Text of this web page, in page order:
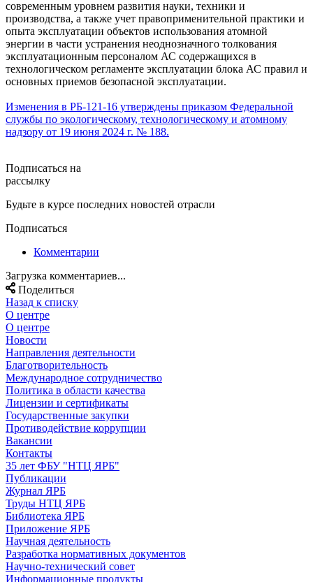
современным уровнем развития науки, техники и
производства, а также учет правоприменительной практики и
опыта эксплуатации объектов использования атомной
энергии в части устранения неоднозначного толкования
эксплуатационным персоналом АС содержащихся в
технологическом регламенте эксплуатации блока АС правил и
основных приемов безопасной эксплуатации.
Изменения в РБ-121-16 утверждены приказом Федеральной
службы по экологическому, технологическому и атомному
надзору от 19 июня 2024 г. № 188.
Подписаться на
рассылку
Будьте в курсе последних новостей отрасли
Подписаться
Комментарии
Загрузка комментариев...
Поделиться
Назад к списку
О центре
О центре
Новости
Направления деятельности
Благотворительность
Международное сотрудничество
Политика в области качества
Лицензии и сертификаты
Государственные закупки
Противодействие коррупции
Вакансии
Контакты
35 лет ФБУ "НТЦ ЯРБ"
Публикации
Журнал ЯРБ
Труды НТЦ ЯРБ
Библиотека ЯРБ
Приложение ЯРБ
Научная деятельность
Разработка нормативных документов
Научно-технический совет
Информационные продукты